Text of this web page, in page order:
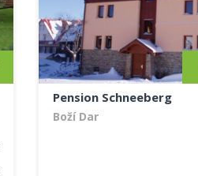
Pension Schneeberg
Boží Dar